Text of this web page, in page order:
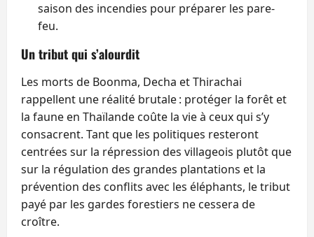
saison des incendies pour préparer les pare-
feu.
Un tribut qui s’alourdit
Les morts de Boonma, Decha et Thirachai
rappellent une réalité brutale : protéger la forêt et
la faune en Thaïlande coûte la vie à ceux qui s’y
consacrent. Tant que les politiques resteront
centrées sur la répression des villageois plutôt que
sur la régulation des grandes plantations et la
prévention des conflits avec les éléphants, le tribut
payé par les gardes forestiers ne cessera de
croître.